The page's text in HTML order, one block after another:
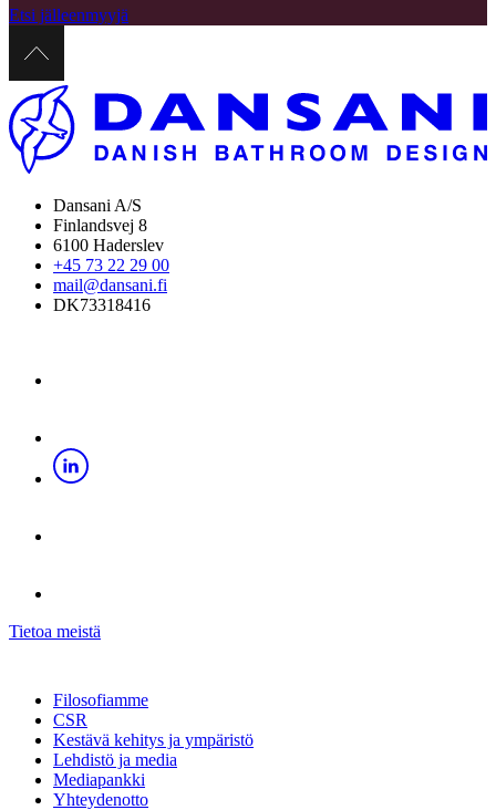
Etsi jälleenmyyjä
Dansani A/S
Finlandsvej 8
6100 Haderslev
+45 73 22 29 00
mail@dansani.fi
DK73318416
Tietoa meistä
Filosofiamme
CSR
Kestävä kehitys ja ympäristö
Lehdistö ja media
Mediapankki
Yhteydenotto